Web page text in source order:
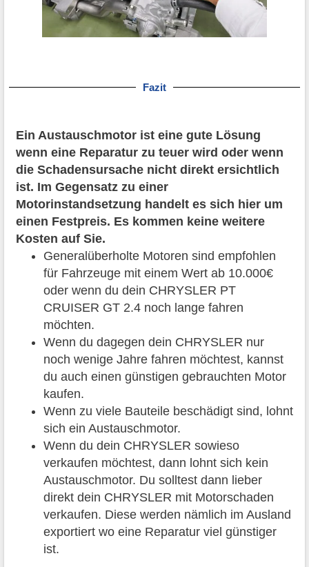
Fazit
Ein Austauschmotor ist eine gute Lösung
wenn eine Reparatur zu teuer wird oder wenn
die Schadensursache nicht direkt ersichtlich
ist. Im Gegensatz zu einer
Motorinstandsetzung handelt es sich hier um
einen Festpreis. Es kommen keine weitere
Kosten auf Sie.
Generalüberholte Motoren sind empfohlen
für Fahrzeuge mit einem Wert ab 10.000€
oder wenn du dein CHRYSLER PT
CRUISER GT 2.4 noch lange fahren
möchten.
Wenn du dagegen dein CHRYSLER nur
noch wenige Jahre fahren möchtest, kannst
du auch einen günstigen gebrauchten Motor
kaufen.
Wenn zu viele Bauteile beschädigt sind, lohnt
sich ein Austauschmotor.
Wenn du dein CHRYSLER sowieso
verkaufen möchtest, dann lohnt sich kein
Austauschmotor. Du solltest dann lieber
direkt dein CHRYSLER mit Motorschaden
verkaufen. Diese werden nämlich im Ausland
exportiert wo eine Reparatur viel günstiger
ist.